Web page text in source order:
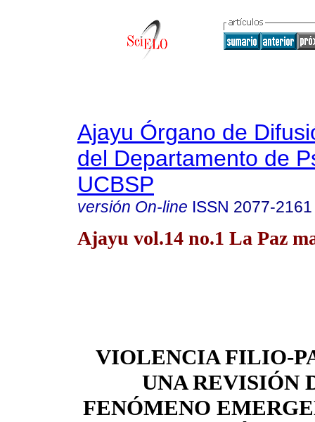
Ajayu Órgano de
del Departamento de
UCBSP
versión On-line ISSN 2077-2161
Ajayu vol.14 no.1 La Paz
VIOLENCIA FILIO-
UNA REVISIÓN
FENÓMENO